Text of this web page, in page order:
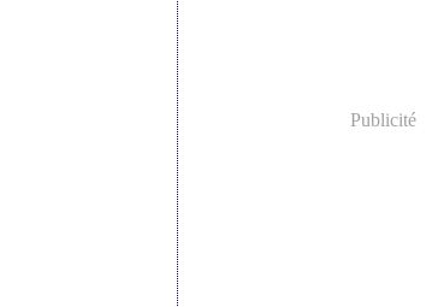
Publicité